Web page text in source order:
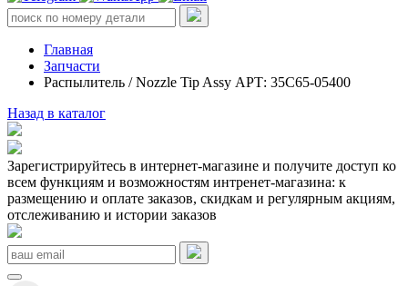
Главная
Запчасти
Распылитель / Nozzle Tip Assy АРТ: 35C65-05400
Назад в каталог
Зарегистрируйтесь в интернет-магазине и получите доступ ко
всем функциям и возможностям интренет-магазина: к
размещению и оплате заказов, скидкам и регулярным акциям,
отслеживанию и истории заказов